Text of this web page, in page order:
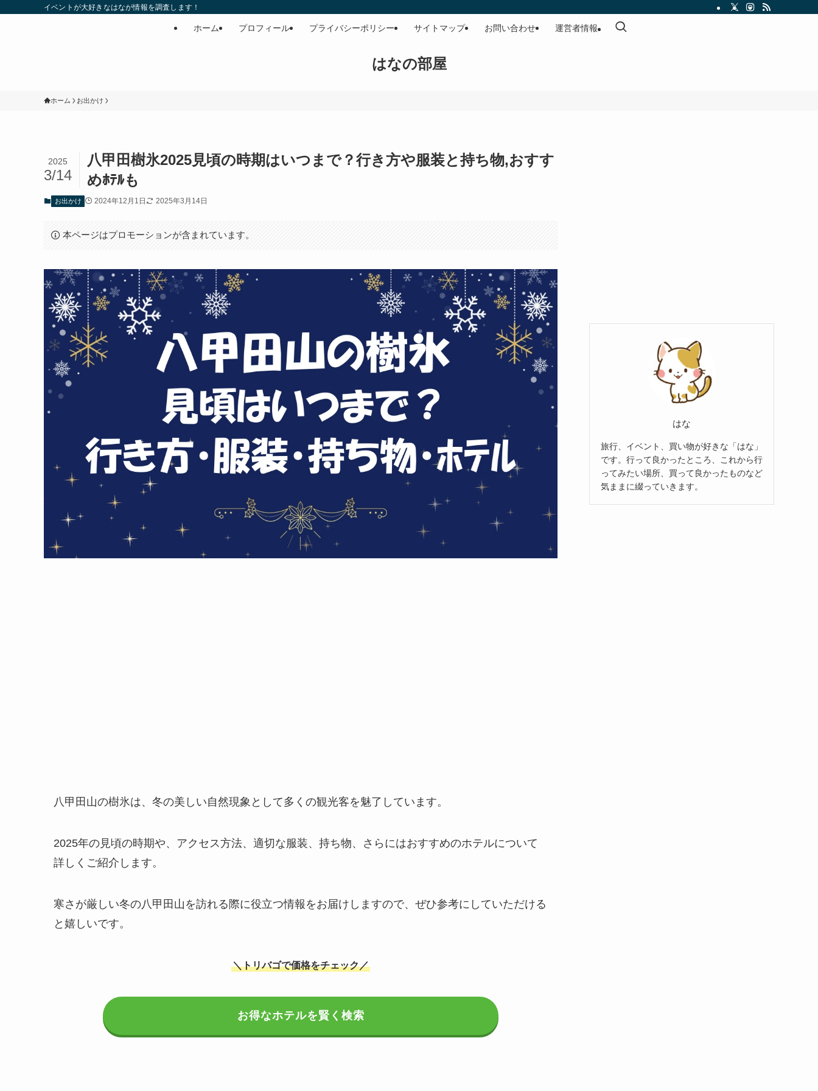
イベントが大好きなはなが情報を調査します！
はなの部屋
ホーム プロフィール プライバシーポリシー サイトマップ お問い合わせ 運営者情報
ホーム お出かけ
八甲田樹氷2025見頃の時期はいつまで？行き方や服装と持ち物,おすす
めﾎﾃﾙも
2025
3/14
お出かけ 2024年12月1日 2025年3月14日
本ページはプロモーションが含まれています。
八甲田山の樹氷は、冬の美しい自然現象として多くの観光客を魅了しています。
2025年の見頃の時期や、アクセス方法、適切な服装、持ち物、さらにはおすすめのホテルについて
詳しくご紹介します。
寒さが厳しい冬の八甲田山を訪れる際に役立つ情報をお届けしますので、ぜひ参考にしていただける
と嬉しいです。
＼トリバゴで価格をチェック／
お得なホテルを賢く検索
はな
旅行、イベント、買い物が好きな「はな」
です。行って良かったところ、これから行
ってみたい場所、買って良かったものなど
気ままに綴っていきます。